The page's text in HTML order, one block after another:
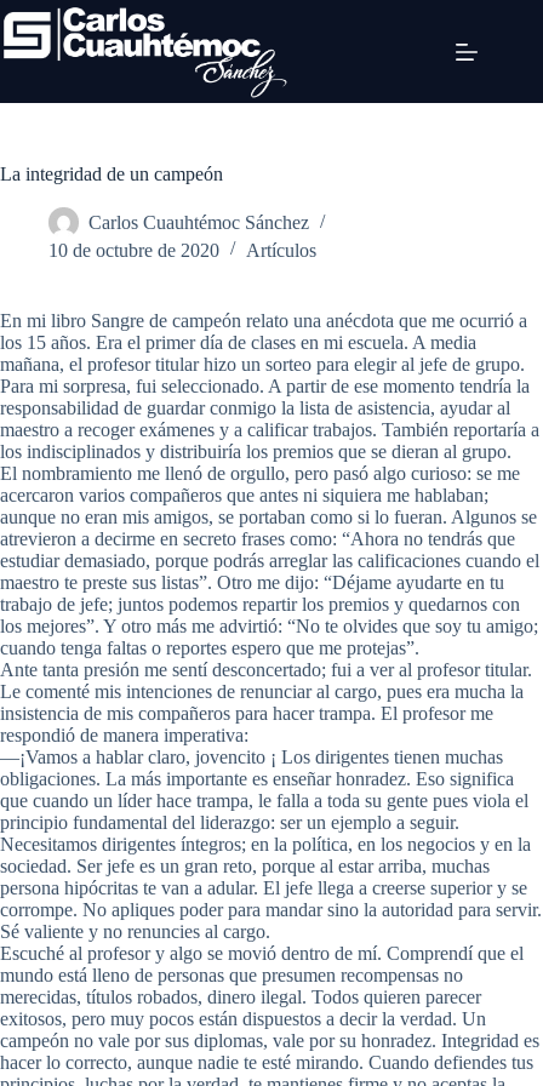
La integridad de un campeón
Carlos Cuauhtémoc Sánchez
10 de octubre de 2020
Artículos
En mi libro Sangre de campeón relato una anécdota que me ocurrió a
los 15 años. Era el primer día de clases en mi escuela. A media
mañana, el profesor titular hizo un sorteo para elegir al jefe de grupo.
Para mi sorpresa, fui seleccionado. A partir de ese momento tendría la
responsabilidad de guardar conmigo la lista de asistencia, ayudar al
maestro a recoger exámenes y a calificar trabajos. También reportaría a
los indisciplinados y distribuiría los premios que se dieran al grupo.
El nombramiento me llenó de orgullo, pero pasó algo curioso: se me
acercaron varios compañeros que antes ni siquiera me hablaban;
aunque no eran mis amigos, se portaban como si lo fueran. Algunos se
atrevieron a decirme en secreto frases como: “Ahora no tendrás que
estudiar demasiado, porque podrás arreglar las calificaciones cuando el
maestro te preste sus listas”. Otro me dijo: “Déjame ayudarte en tu
trabajo de jefe; juntos podemos repartir los premios y quedarnos con
los mejores”. Y otro más me advirtió: “No te olvides que soy tu amigo;
cuando tenga faltas o reportes espero que me protejas”.
Ante tanta presión me sentí desconcertado; fui a ver al profesor titular.
Le comenté mis intenciones de renunciar al cargo, pues era mucha la
insistencia de mis compañeros para hacer trampa. El profesor me
respondió de manera imperativa:
—¡Vamos a hablar claro, jovencito ¡ Los dirigentes tienen muchas
obligaciones. La más importante es enseñar honradez. Eso significa
que cuando un líder hace trampa, le falla a toda su gente pues viola el
principio fundamental del liderazgo: ser un ejemplo a seguir.
Necesitamos dirigentes íntegros; en la política, en los negocios y en la
sociedad. Ser jefe es un gran reto, porque al estar arriba, muchas
persona hipócritas te van a adular. El jefe llega a creerse superior y se
corrompe. No apliques poder para mandar sino la autoridad para servir.
Sé valiente y no renuncies al cargo.
Escuché al profesor y algo se movió dentro de mí. Comprendí que el
mundo está lleno de personas que presumen recompensas no
merecidas, títulos robados, dinero ilegal. Todos quieren parecer
exitosos, pero muy pocos están dispuestos a decir la verdad. Un
campeón no vale por sus diplomas, vale por su honradez. Integridad es
hacer lo correcto, aunque nadie te esté mirando. Cuando defiendes tus